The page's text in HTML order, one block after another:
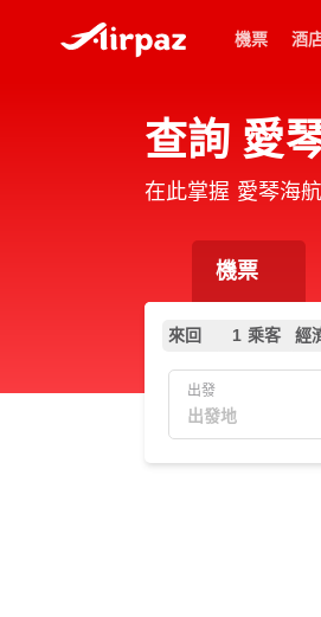
機票 酒
查詢 愛
在此掌握 愛琴海
機票
來回 1 乘客 經
出發